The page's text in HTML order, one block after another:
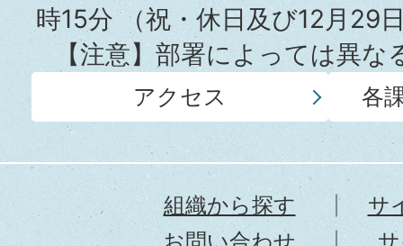
時15分（祝・休日及び12月29
【注意】部署によっては異
アクセス 各
組織から探す
サ